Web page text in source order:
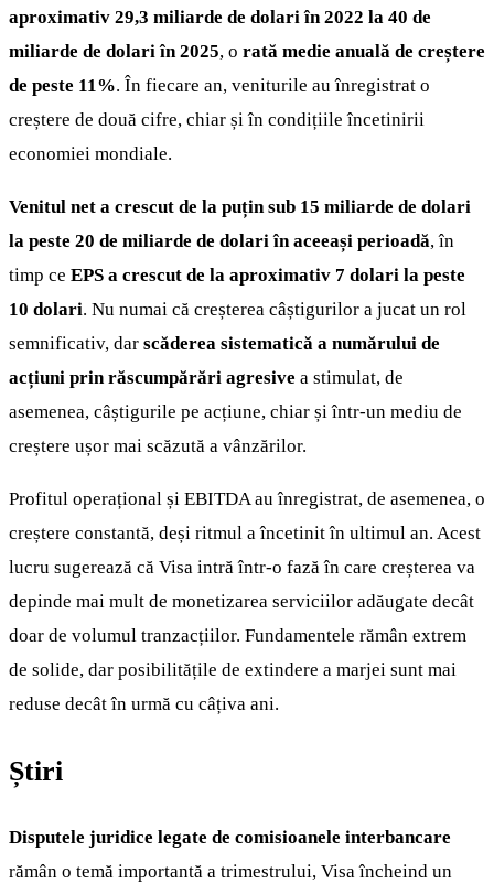
aproximativ 29,3 miliarde de dolari în 2022 la 40 de
miliarde de dolari în 2025, o rată medie anuală de creștere
de peste 11%. În fiecare an, veniturile au înregistrat o
creștere de două cifre, chiar și în condițiile încetinirii
economiei mondiale.
Venitul net a crescut de la puțin sub 15 miliarde de dolari
la peste 20 de miliarde de dolari în aceeași perioadă, în
timp ce EPS a crescut de la aproximativ 7 dolari la peste
10 dolari. Nu numai că creșterea câștigurilor a jucat un rol
semnificativ, dar scăderea sistematică a numărului de
acțiuni prin răscumpărări agresive a stimulat, de
asemenea, câștigurile pe acțiune, chiar și într-un mediu de
creștere ușor mai scăzută a vânzărilor.
Profitul operațional și EBITDA au înregistrat, de asemenea, o
creștere constantă, deși ritmul a încetinit în ultimul an. Acest
lucru sugerează că Visa intră într-o fază în care creșterea va
depinde mai mult de monetizarea serviciilor adăugate decât
doar de volumul tranzacțiilor. Fundamentele rămân extrem
de solide, dar posibilitățile de extindere a marjei sunt mai
reduse decât în urmă cu câțiva ani.
Știri
Disputele juridice legate de comisioanele interbancare
rămân o temă importantă a trimestrului, Visa încheind un